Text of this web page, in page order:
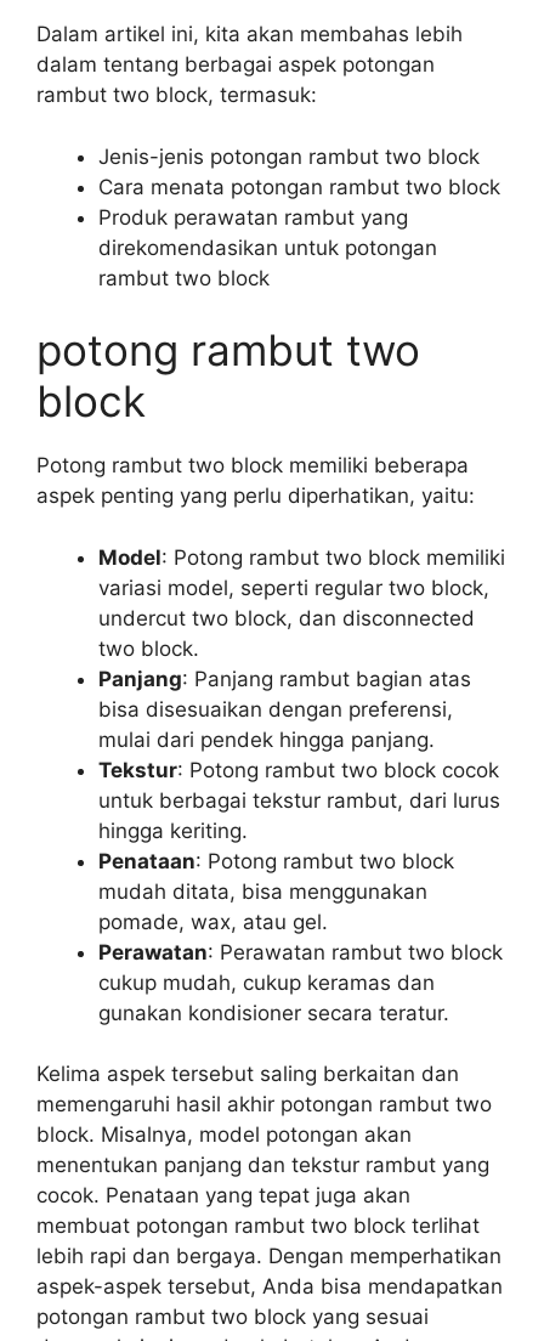
Dalam artikel ini, kita akan membahas lebih
dalam tentang berbagai aspek potongan
rambut two block, termasuk:
Jenis-jenis potongan rambut two block
Cara menata potongan rambut two block
Produk perawatan rambut yang
direkomendasikan untuk potongan
rambut two block
potong rambut two
block
Potong rambut two block memiliki beberapa
aspek penting yang perlu diperhatikan, yaitu:
Model: Potong rambut two block memiliki
variasi model, seperti regular two block,
undercut two block, dan disconnected
two block.
Panjang: Panjang rambut bagian atas
bisa disesuaikan dengan preferensi,
mulai dari pendek hingga panjang.
Tekstur: Potong rambut two block cocok
untuk berbagai tekstur rambut, dari lurus
hingga keriting.
Penataan: Potong rambut two block
mudah ditata, bisa menggunakan
pomade, wax, atau gel.
Perawatan: Perawatan rambut two block
cukup mudah, cukup keramas dan
gunakan kondisioner secara teratur.
Kelima aspek tersebut saling berkaitan dan
memengaruhi hasil akhir potongan rambut two
block. Misalnya, model potongan akan
menentukan panjang dan tekstur rambut yang
cocok. Penataan yang tepat juga akan
membuat potongan rambut two block terlihat
lebih rapi dan bergaya. Dengan memperhatikan
aspek-aspek tersebut, Anda bisa mendapatkan
potongan rambut two block yang sesuai